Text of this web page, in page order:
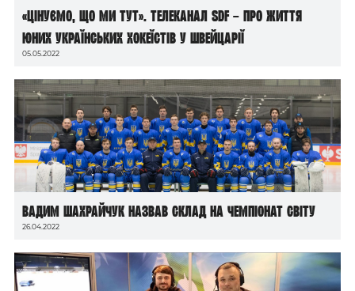
«Цінуємо, що ми тут». Телеканал SDF – про життя
юних українських хокеїстів у Швейцарії
05.05.2022
Вадим Шахрайчук назвав склад на чемпіонат світу
26.04.2022